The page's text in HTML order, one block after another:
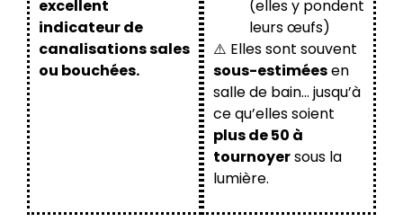
excellent
indicateur de
canalisations sales
ou bouchées.
(elles y pondent
leurs œufs)
⚠️ Elles sont souvent
sous-estiméesen
salle de bain… jusqu’à
ce qu’elles soient
plus de 50 à
tournoyersous la
lumière.